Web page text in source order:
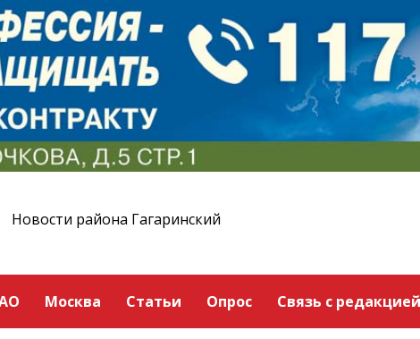
Новости района Гагаринский
Москва Статьи Опрос Связь с редакцией